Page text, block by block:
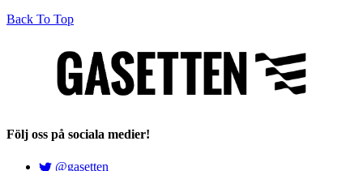
Back To Top
Följ oss på sociala medier!
@gasetten